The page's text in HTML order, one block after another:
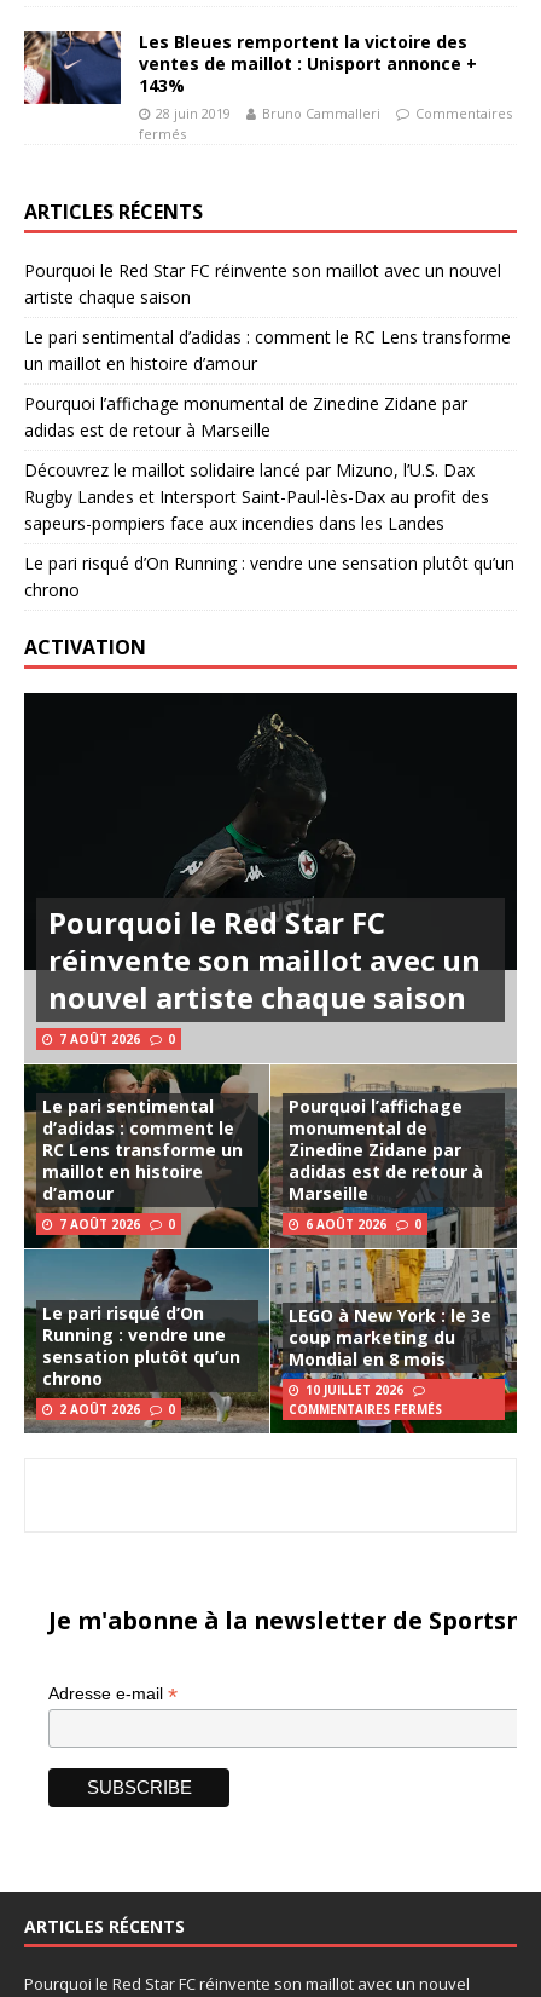
Les Bleues remportent la victoire des
ventes de maillot : Unisport annonce +
143%
28 juin 2019 Bruno Cammalleri
Commentaires
fermés
ARTICLES RÉCENTS
Pourquoi le Red Star FC réinvente son maillot avec un nouvel
artiste chaque saison
Le pari sentimental d’adidas : comment le RC Lens transforme
un maillot en histoire d’amour
Pourquoi l’affichage monumental de Zinedine Zidane par
adidas est de retour à Marseille
Découvrez le maillot solidaire lancé par Mizuno, l’U.S. Dax
Rugby Landes et Intersport Saint-Paul-lès-Dax au profit des
sapeurs-pompiers face aux incendies dans les Landes
Le pari risqué d’On Running : vendre une sensation plutôt qu’un
chrono
ACTIVATION
Pourquoi le Red Star FC
réinvente son maillot avec un
nouvel artiste chaque saison
7 AOÛT 2026 0
Le pari sentimental
d’adidas : comment le
RC Lens transforme un
maillot en histoire
d’amour
7 AOÛT 2026 0
Pourquoi l’affichage
monumental de
Zinedine Zidane par
adidas est de retour à
Marseille
6 AOÛT 2026 0
Le pari risqué d’On
Running : vendre une
sensation plutôt qu’un
chrono
2 AOÛT 2026 0
LEGO à New York : le 3e
coup marketing du
Mondial en 8 mois
10 JUILLET 2026
COMMENTAIRES FERMÉS
Je m'abonne à la newsletter de
Adresse e-mail *
ARTICLES RÉCENTS
Pourquoi le Red Star FC réinvente son maillot avec un nouvel